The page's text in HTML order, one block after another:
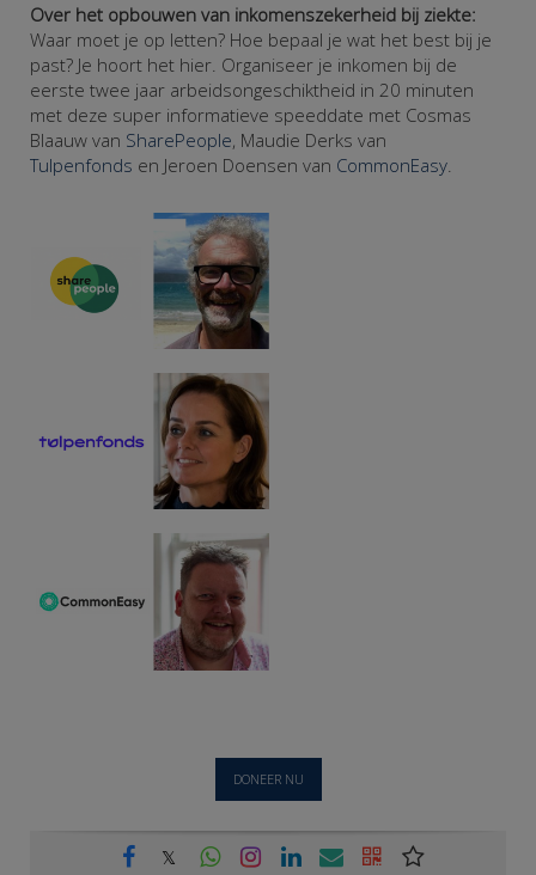
Over het opbouwen van inkomenszekerheid bij ziekte:
Waar moet je op letten? Hoe bepaal je wat het best bij je
past? Je hoort het hier. Organiseer je inkomen bij de
eerste twee jaar arbeidsongeschiktheid in 20 minuten
met deze super informatieve speeddate met Cosmas
Blaauw van SharePeople, Maudie Derks van
Tulpenfonds en Jeroen Doensen van CommonEasy
DONEER NU
𝕏